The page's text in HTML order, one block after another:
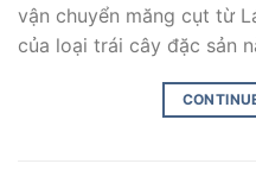
vận chuyển măng cụt từ
của loại trái cây đặc sản